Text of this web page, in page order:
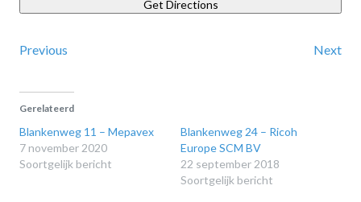
Previous Next
Gerelateerd
Blankenweg 11 – Mepavex
7 november 2020
Soortgelijk bericht
Blankenweg 24 – Ricoh
Europe SCM BV
22 september 2018
Soortgelijk bericht